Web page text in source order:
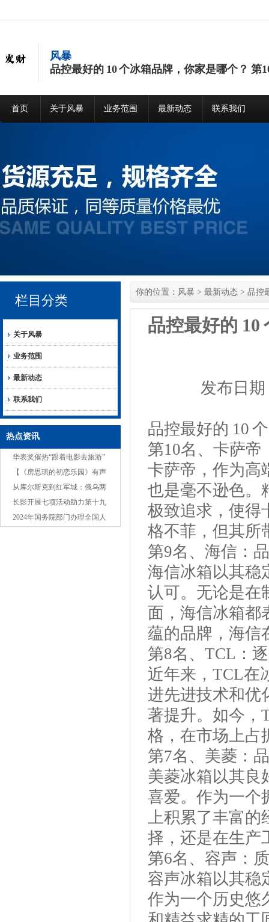
风暴
品控最好的 10 个冰箱品牌，你家是哪个？ 第
首页 关于风暴 业务范围 最新动态 联系我们
栏目分类
关于风暴
业务范围
最新动态
联系我们
热点资讯
华表奖催热“跟着电影去旅游”
【《房思琪的初恋乐园》有声
书被曝含不雅背景音，磨铁回
应：审核不严，把
从库尔斯克到红军城：俄乌两
军的豪赌，谁会遭受战略性失
败？
长影开展七项活动助力第十九
届中国长春电影节
2024年国务院部门办理全国人
你的位置： 风暴 > 最新动态 > 品控
品控最好的 10
发布日
品控最好的 10
第10名、卡萨帝
卡萨帝，作为高
也是毫不逊色。
极致追求，使得
格不菲，但其所
第9名、海信：
海信冰箱以其稳
认可。无论是在
面，海信冰箱都
蕴的品牌，海信
第8名、TCL：
近年来，TCL在
进先进技术和优
著提升。如今，
格，在市场上占
第7名、美菱：
美菱冰箱以其良
喜爱。作为一个
上积累了丰富的
择，还是在生产
第6名、容声：
容声冰箱以其稳
作为一个历史悠